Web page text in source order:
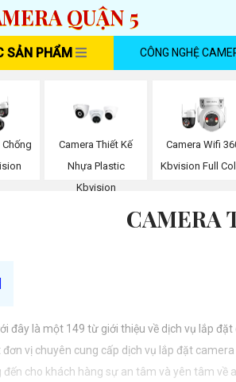
QUẬN 5
SẢN PHẨM CÔNG NGHỆ
Camera Thiết Kế
Nhựa Plastic
Kbvision
Camera Wifi
Kbvision Full
CAMERA
đây là một 149 từ giới thiệu về dịch vụ lắp
vị chuyên cung cấp dịch vụ lắp đặt
cho khách hàng sự an tâm và yên tâm